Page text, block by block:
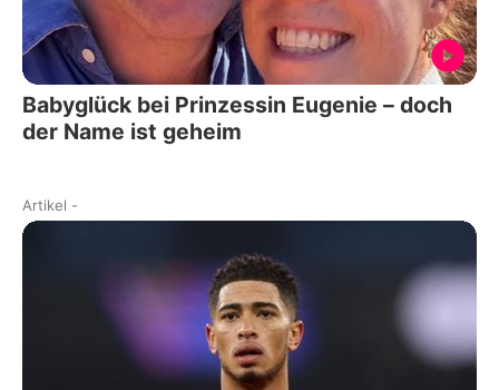
Babyglück bei Prinzessin Eugenie – doch
der Name ist geheim
Artikel -